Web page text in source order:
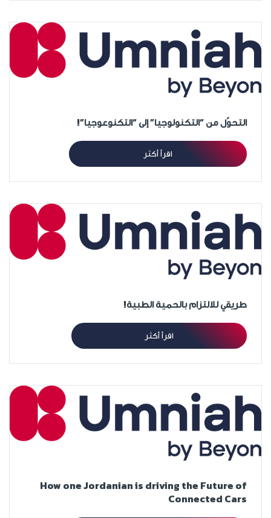
التحوّل من “التكنولوجيا” إلى “التكنوعوجيا”!
اقرأ أكثر
طريقي للالتزام بالحمية الطبية!
اقرأ أكثر
How one Jordanian is driving the Future of
Connected Cars